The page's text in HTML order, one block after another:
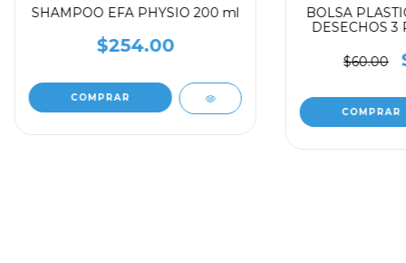
SHAMPOO EFA PHYSIO 200 ml
$254.00
BOLSA
DESECHOS 3
$60.00